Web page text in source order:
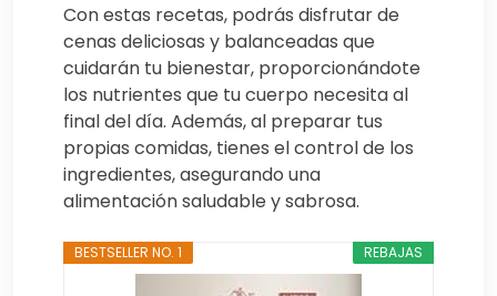
Con estas recetas, podrás disfrutar de
cenas deliciosas y balanceadas que
cuidarán tu bienestar, proporcionándote
los nutrientes que tu cuerpo necesita al
final del día. Además, al preparar tus
propias comidas, tienes el control de los
ingredientes, asegurando una
alimentación saludable y sabrosa.
REBAJAS
BESTSELLER NO. 1